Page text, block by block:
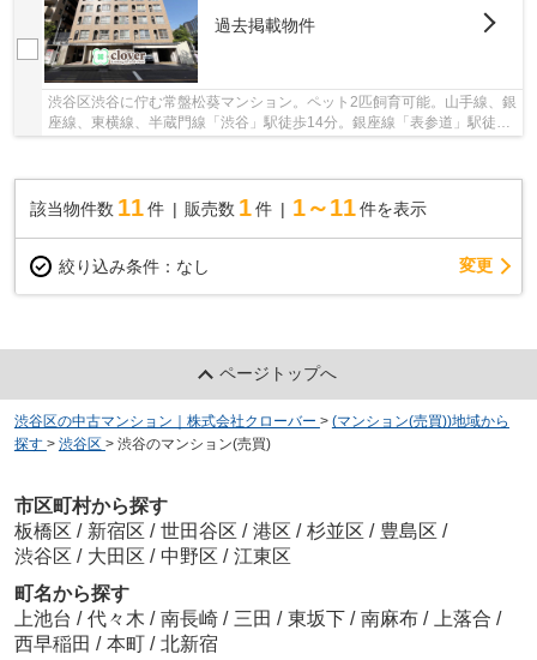
過去掲載物件
渋谷区渋谷に佇む常盤松葵マンション。ペット2匹飼育可能。山手線、銀
座線、東横線、半蔵門線「渋谷」駅徒歩14分。銀座線「表参道」駅徒歩
該当物件数 11件 販売数 1 件 1～11 件を表示
絞り込み条件： なし 変更
ページトップへ
渋谷区の中古マンション｜株式会社クローバー > (マンション(売買))地域から
探す > 渋谷区 > 渋谷のマンション(売買)
市区町村から探す
板橋区 / 新宿区 / 世田谷区 / 港区 / 杉並区 / 豊島区 /
渋谷区 / 大田区 / 中野区 / 江東区
町名から探す
上池台 / 代々木 / 南長崎 / 三田 / 東坂下 / 南麻布 / 上落合 /
西早稲田 / 本町 / 北新宿